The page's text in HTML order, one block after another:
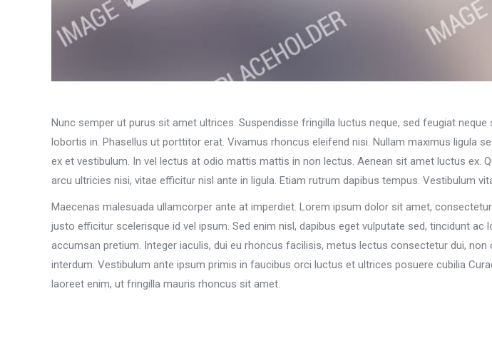
Nunc semper ut purus sit amet ultrices. Suspendisse fringilla luctus neque, sed feugiat
lobortis in. Phasellus ut porttitor erat. Vivamus rhoncus eleifend nisi. Nullam maximus ligula
ex et vestibulum. In vel lectus at odio mattis mattis in non lectus. Aenean sit amet luctus ex.
arcu ultricies nisi, vitae efficitur nisl ante in ligula. Etiam rutrum dapibus tempus. Vestibulum
Maecenas malesuada ullamcorper ante at imperdiet. Lorem ipsum dolor sit amet,
justo efficitur scelerisque id vel ipsum. Sed enim nisl, dapibus eget vulputate sed, tincidunt
accumsan pretium. Integer iaculis, dui eu rhoncus facilisis, metus lectus consectetur dui,
interdum. Vestibulum ante ipsum primis in faucibus orci luctus et ultrices posuere cubilia
laoreet enim, ut fringilla mauris rhoncus sit amet.